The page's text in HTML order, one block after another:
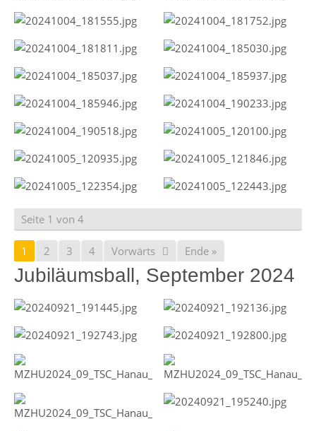
Seite 1 von 4
1 2 3 4 Vorwärts Ende »
Jubiläumsball, September 2024